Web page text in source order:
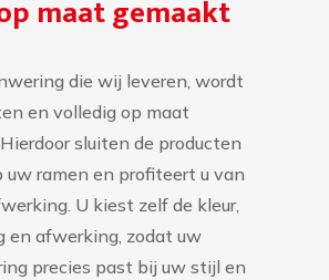
maat gemaakt
die wij leveren, wordt
en volledig op maat
sluiten de producten
uw ramen en profiteert u van
U kiest zelf de kleur,
en afwerking, zodat uw
precies past bij uw stijl en